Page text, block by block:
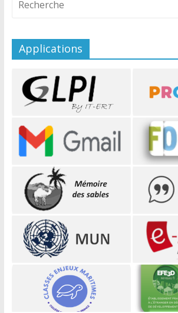
Applications